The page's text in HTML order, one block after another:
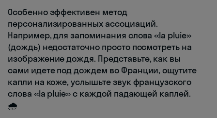
Особенно эффективен метод
персонализированных ассоциаций.
Например, для запоминания слова «la pluie»
(дождь) недостаточно просто посмотреть на
изображение дождя. Представьте, как вы
сами идете под дождем во Франции, ощутите
капли на коже, услышьте звук французского
слова «la pluie» с каждой падающей каплей.
🌧️